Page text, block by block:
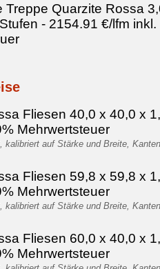
Treppe Quarzite Rossa
- 2154.91 €/lfm inkl.
Fliesen 40,0 x 40,0 x
Mehrwertsteuer
kalibriert auf Stärke und Breite,
Fliesen 59,8 x 59,8 x
Mehrwertsteuer
kalibriert auf Stärke und Breite,
Fliesen 60,0 x 40,0 x
Mehrwertsteuer